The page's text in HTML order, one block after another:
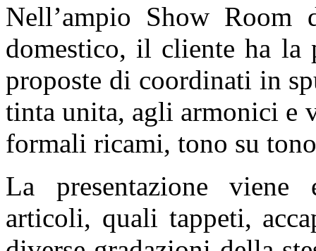
Nell’ampio Show Room
domestico, il cliente ha la
proposte di coordinati in
tinta unita, agli armonici e
formali ricami, tono su
La presentazione viene
articoli, quali tappeti,